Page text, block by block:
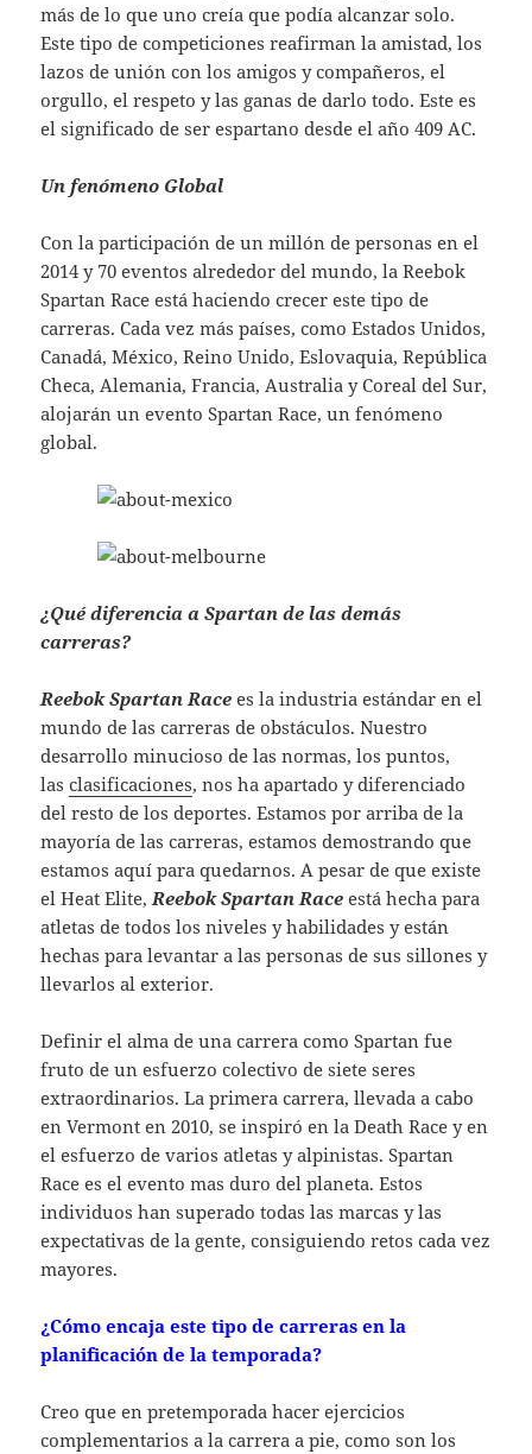
más de lo que uno creía que podía alcanzar solo.
Este tipo de competiciones reafirman la amistad, los
lazos de unión con los amigos y compañeros, el
orgullo, el respeto y las ganas de darlo todo. Este es
el significado de ser espartano desde el año 409 AC.
Un fenómeno Global
Con la participación de un millón de personas en el
2014 y 70 eventos alrededor del mundo, la Reebok
Spartan Race está haciendo crecer este tipo de
carreras. Cada vez más países, como Estados Unidos,
Canadá, México, Reino Unido, Eslovaquia, República
Checa, Alemania, Francia, Australia y Coreal del Sur,
alojarán un evento Spartan Race, un fenómeno
global.
¿Qué diferencia a Spartan de las demás
carreras?
Reebok Spartan Race es la industria estándar en el
mundo de las carreras de obstáculos. Nuestro
desarrollo minucioso de las normas, los puntos,
lasclasificaciones, nos ha apartado y diferenciado
del resto de los deportes. Estamos por arriba de la
mayoría de las carreras, estamos demostrando que
estamos aquí para quedarnos. A pesar de que existe
el Heat Elite,Reebok Spartan Race está hecha para
atletas de todos los niveles y habilidades y están
hechas para levantar a las personas de sus sillones y
llevarlos al exterior.
Definir el alma de una carrera como Spartan fue
fruto de un esfuerzo colectivo de siete seres
extraordinarios. La primera carrera, llevada a cabo
en Vermont en 2010, se inspiró en la Death Race y en
el esfuerzo de varios atletas y alpinistas. Spartan
Race es el evento mas duro del planeta. Estos
individuos han superado todas las marcas y las
expectativas de la gente, consiguiendo retos cada vez
mayores.
¿Cómo encaja este tipo de carreras en la
planificación de la temporada?
Creo que en pretemporada hacer ejercicios
complementarios a la carrera a pie, como son los